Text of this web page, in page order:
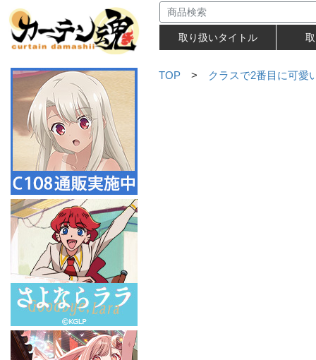
取り扱いタイトル
TOP > クラスで2番目に可愛